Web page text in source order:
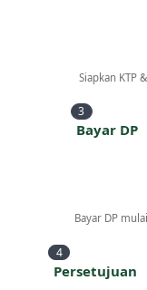
Siapkan KTP
3
Bayar DP
Bayar DP
4
Persetujuan